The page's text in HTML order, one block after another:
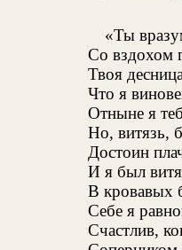
«Ты
Со вздохом
Твоя
Что я
Отныне я
Но, витязь,
Достоин
И я был
В кровавых
Себе я
Счастлив,